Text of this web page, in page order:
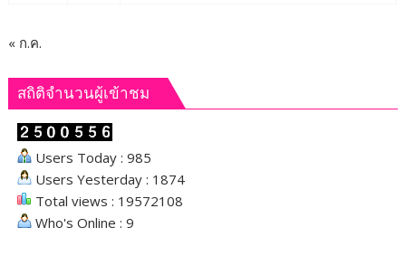
« ก.ค.
สถิติจำนวนผู้เข้าชม
Users Today : 985
Users Yesterday : 1874
Total views : 19572108
Who's Online : 9